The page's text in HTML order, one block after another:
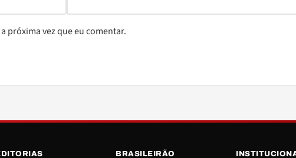
próxima vez que eu comentar.
BRASILEIRÃO